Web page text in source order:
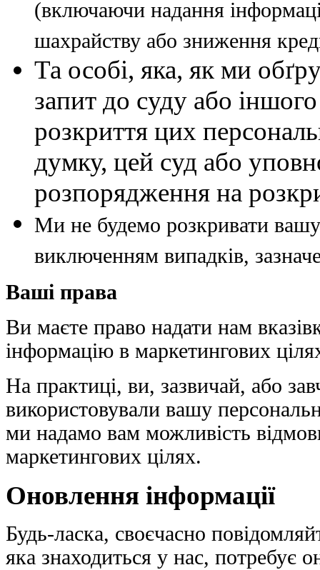
(включаючи надання
шахрайству або зниження
Та особі, яка, як ми
запит до суду або
розкриття цих
думку, цей суд або
розпорядження на
Ми не будемо розкривати
виключенням випадків,
Ваші права
Ви маєте право надати нам
інформацію в маркетингових
На практиці, ви, зазвичай, або
використовували вашу
ми надамо вам можливість
маркетингових цілях.
Оновлення інформації
Будь-ласка, своєчасно
яка знаходиться у нас, потребує